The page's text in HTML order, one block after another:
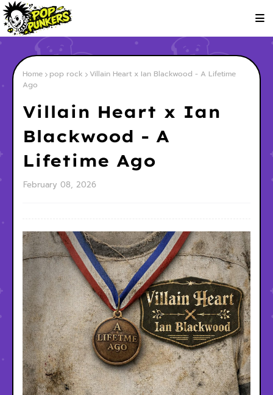
Home pop rock
Villain Heart x Ian Blackwood - A Lifetime
Ago
Villain Heart x Ian
Blackwood - A
Lifetime Ago
February 08, 2026